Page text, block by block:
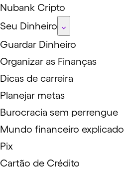
Nubank Cripto
Seu Dinheiro
Guardar Dinheiro
Organizar as Finanças
Dicas de carreira
Planejar metas
Burocracia sem perrengue
Mundo financeiro explicado
Pix
Cartão de Crédito